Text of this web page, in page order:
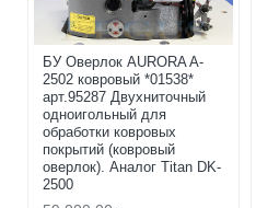
БУ Оверлок AURORA A-
2502 ковровый *01538*
арт.95287 Двухниточный
одноигольный для
обработки ковровых
покрытий (ковровый
оверлок). Аналог Titan DK-
2500